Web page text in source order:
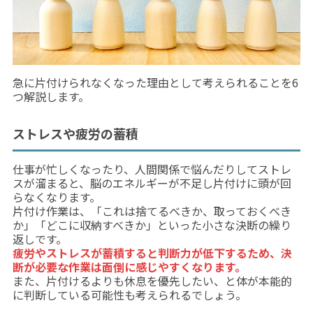
急に片付けられなくなった理由として考えられることを6
つ解説します。
ストレスや疲労の蓄積
仕事が忙しくなったり、人間関係で悩んだりしてストレ
スが溜まると、脳のエネルギーが不足し片付けに頭が回
らなくなります。
片付け作業は、「これは捨てるべきか、取っておくべき
か」「どこに収納すべきか」といった小さな決断の繰り
返しです。
疲労やストレスが蓄積すると判断力が低下するため、決
断が必要な作業は面倒に感じやすくなります。
また、片付けるよりも休息を優先したい、と体が本能的
に判断している可能性も考えられるでしょう。